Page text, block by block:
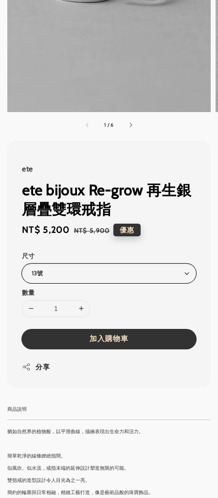
1 /6
ete
ete bijoux Re-grow 再生銀
層疊雙環戒指
Sale
NT$ 5,200 Regular
NT$ 5,900 優惠
尺寸
數量
加入購物車
分享
商品說明
猶如自然界的植物般，以平滑曲線，描繪表現出生命力和活力。
簡單乾淨的線條繚繞指間。
似風吹、似水流，戒指末端的延伸設計塑造無限的可能。
雙指戒的造型設計令人目光為之一亮。
簡約的輪廓與日常相融，精緻工藝打造，像是藝術品般的珠寶飾品。